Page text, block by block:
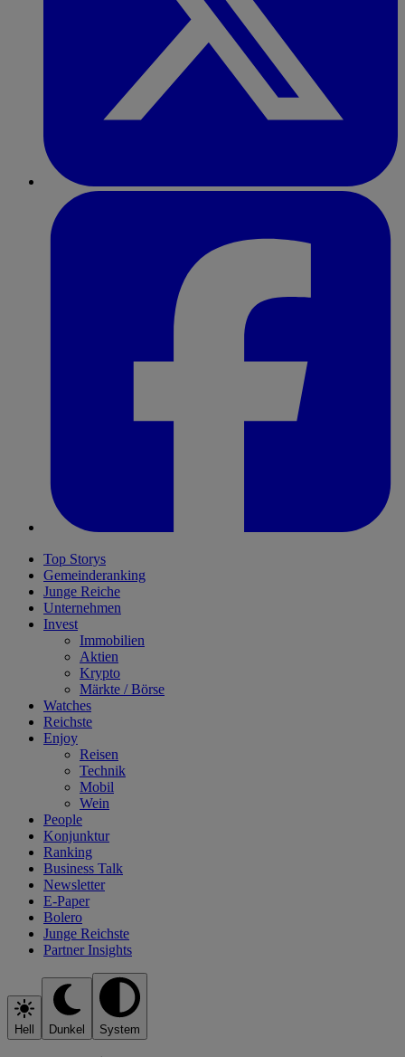
Top Storys
Gemeinderanking
Junge Reiche
Unternehmen
Invest
Immobilien
Aktien
Krypto
Märkte / Börse
Watches
Reichste
Enjoy
Reisen
Technik
Mobil
Wein
People
Konjunktur
Ranking
Business Talk
Newsletter
E-Paper
Bolero
Junge Reichste
Partner Insights
Hell Dunkel System